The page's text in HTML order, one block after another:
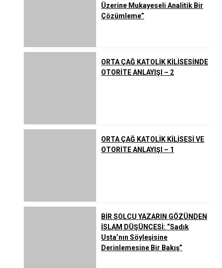
Üzerine Mukayeseli Analitik Bir
Çözümleme”
ORTA ÇAĞ KATOLİK KİLİSESİNDE
OTORİTE ANLAYIŞI – 2
ORTA ÇAĞ KATOLİK KİLİSESİ VE
OTORİTE ANLAYIŞI – 1
BİR SOLCU YAZARIN GÖZÜNDEN
İSLAM DÜŞÜNCESİ: “Sadık
Usta’nın Söyleşisine
Derinlemesine Bir Bakış”